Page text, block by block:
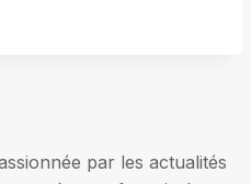
par les actualités